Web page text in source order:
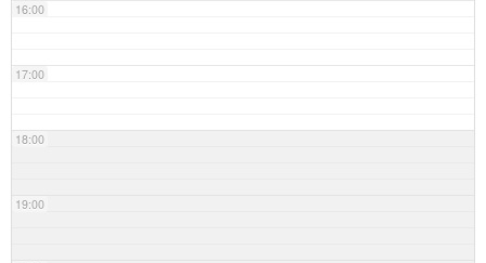
16:00
17:00
18:00
19:00